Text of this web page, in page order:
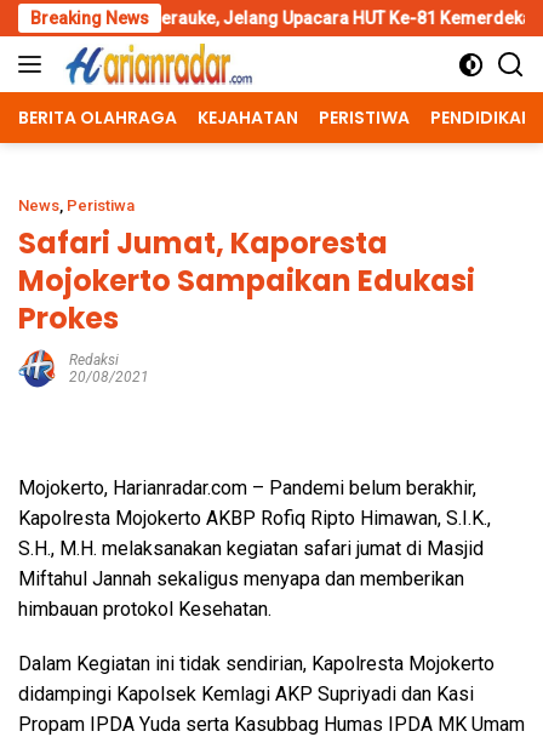
Skip
to
content
Breaking News
Jelang Upacara HUT Ke-81 Kemerdekaan RI
BERITA OLAHRAGA KEJAHATAN PERISTIWA PENDIDIKAN
News, Peristiwa
Safari Jumat, Kaporesta
Mojokerto Sampaikan Edukasi
Prokes
Redaksi
20/08/2021
Mojokerto, Harianradar.com – Pandemi belum berakhir,
Kapolresta Mojokerto AKBP Rofiq Ripto Himawan, S.I.K.,
S.H., M.H. melaksanakan kegiatan safari jumat di Masjid
Miftahul Jannah sekaligus menyapa dan memberikan
himbauan protokol Kesehatan.
Dalam Kegiatan ini tidak sendirian, Kapolresta Mojokerto
didampingi Kapolsek Kemlagi AKP Supriyadi dan Kasi
Propam IPDA Yuda serta Kasubbag Humas IPDA MK Umam